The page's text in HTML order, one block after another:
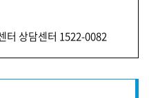
터 상담센터 1522-0082